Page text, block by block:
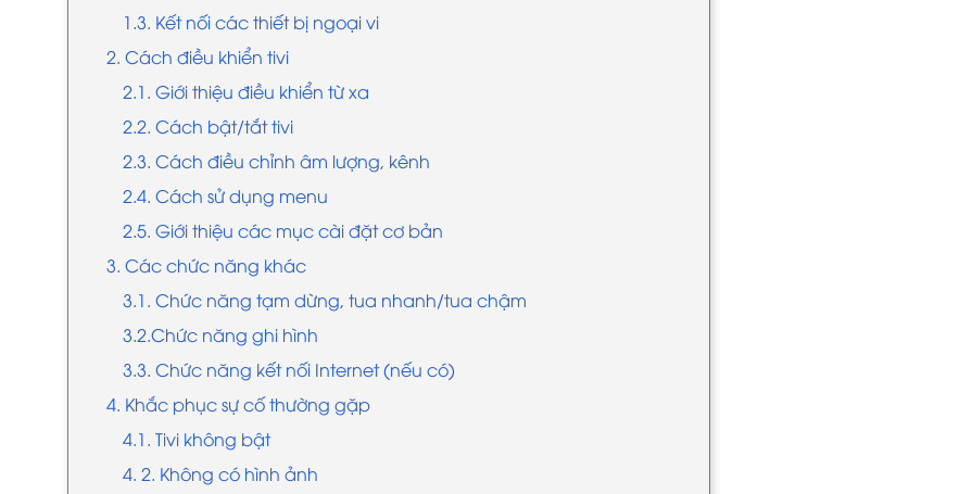
1.3. Kết nối các thiết bị ngoại vi
2. Cách điều khiển tivi
2.1. Giới thiệu điều khiển từ xa
2.2. Cách bật/tắt tivi
2.3. Cách điều chỉnh âm lượng, kênh
2.4. Cách sử dụng menu
2.5. Giới thiệu các mục cài đặt cơ bản
3. Các chức năng khác
3.1. Chức năng tạm dừng, tua nhanh/tua chậm
3.2.Chức năng ghi hình
3.3. Chức năng kết nối Internet (nếu có)
4. Khắc phục sự cố thường gặp
4.1. Tivi không bật
4. 2. Không có hình ảnh